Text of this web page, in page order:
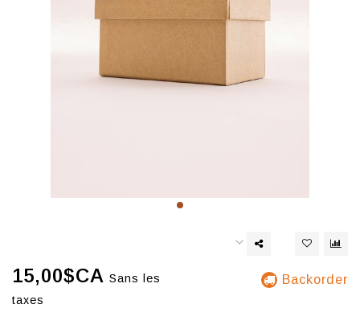
15,00$CA Sans les
taxes
Backorder